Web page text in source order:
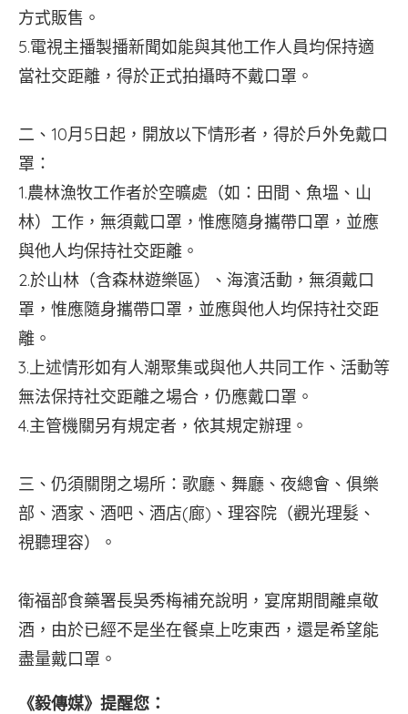
方式販售。
5.電視主播製播新聞如能與其他工作人員均保持適
當社交距離，得於正式拍攝時不戴口罩。
二、10月5日起，開放以下情形者，得於戶外免戴口
罩：
1.農林漁牧工作者於空曠處（如：田間、魚塭、山
林）工作，無須戴口罩，惟應隨身攜帶口罩，並應
與他人均保持社交距離。
2.於山林（含森林遊樂區）、海濱活動，無須戴口
罩，惟應隨身攜帶口罩，並應與他人均保持社交距
離。
3.上述情形如有人潮聚集或與他人共同工作、活動等
無法保持社交距離之場合，仍應戴口罩。
4.主管機關另有規定者，依其規定辦理。
三、仍須關閉之場所：歌廳、舞廳、夜總會、俱樂
部、酒家、酒吧、酒店(廊)、理容院（觀光理髮、
視聽理容）。
衛福部食藥署長吳秀梅補充說明，宴席期間離桌敬
酒，由於已經不是坐在餐桌上吃東西，還是希望能
盡量戴口罩。
《毅傳媒》提醒您：